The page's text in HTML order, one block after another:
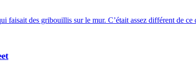
faisait des gribouillis sur le mur. C’était assez différent de ce